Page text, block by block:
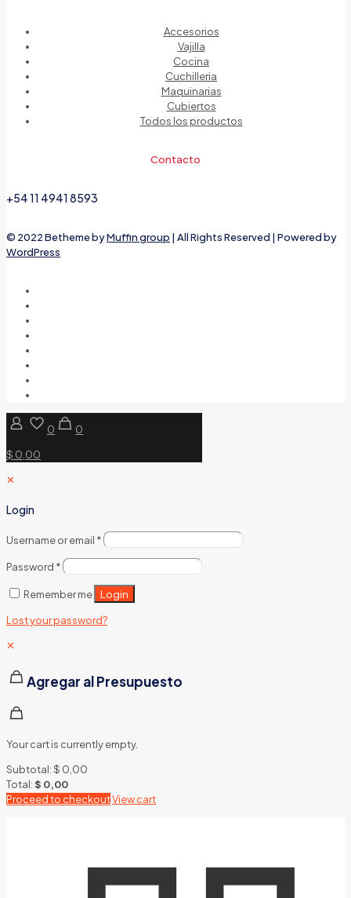
Accesorios
Vajilla
Cocina
Cuchilleria
Maquinarias
Cubiertos
Todos los productos
Contacto
+54 11 4941 8593
© 2022 Betheme byMuffin group | All Rights Reserved | Powered by
WordPress
0
0
$ 0,00
✕
Login
Username or email *
Password *
Remember me Login
Lost your password?
✕
Agregar al Presupuesto
Your cart is currently empty.
Subtotal:$ 0,00
Total:$ 0,00
Proceed to checkoutView cart